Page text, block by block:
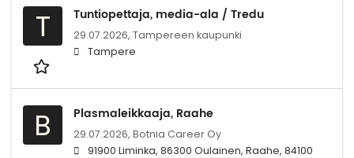
T Tuntiopettaja, media-ala / Tredu
29.07.2026, Tampereen kaupunki
Tampere
B Plasmaleikkaaja, Raahe
29.07.2026, Botnia Career Oy
91900 Liminka, 86300 Oulainen, Raahe, 84100